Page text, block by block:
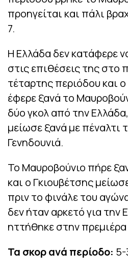
προηγείται και πάλι
7.
Η Ελλάδα δεν κατάφερε
στις επιθέσεις της στο
τέταρτης περιόδου και
έφερε ξανά το
δύο γκολ από την
μείωσε ξανά με πέναλτι
Γενηδουνιά.
Το Μαυροβούνιο πήρε
και ο Γκιουβέτσης
πριν το φινάλε του
δεν ήταν αρκετό για την
ηττήθηκε στην
Τα σκορ ανά περίοδο: 5-